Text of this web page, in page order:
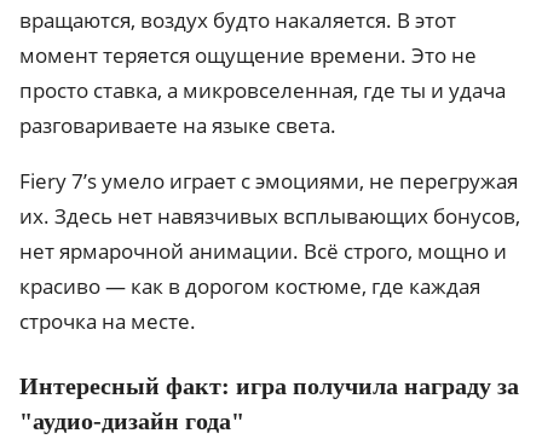
вращаются, воздух будто накаляется. В этот
момент теряется ощущение времени. Это не
просто ставка, а микровселенная, где ты и удача
разговариваете на языке света.
Fiery 7’s умело играет с эмоциями, не перегружая
их. Здесь нет навязчивых всплывающих бонусов,
нет ярмарочной анимации. Всё строго, мощно и
красиво — как в дорогом костюме, где каждая
строчка на месте.
Интересный факт: игра получила награду за
"аудио-дизайн года"